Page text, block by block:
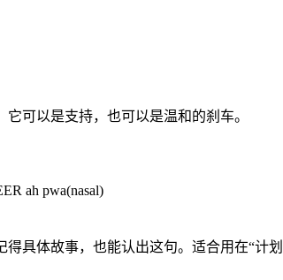
可以是支持，也可以是温和的刹车。
ah pwa(nasal)
具体故事，也能认出这句。适合用在“计